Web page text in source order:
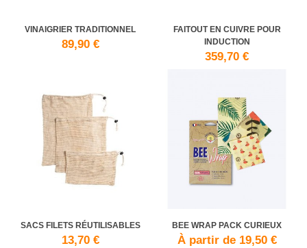
VINAIGRIER TRADITIONNEL
89,90 €
FAITOUT EN CUIVRE POUR
INDUCTION
359,70 €
SACS FILETS RÉUTILISABLES
13,70 €
BEE WRAP PACK CURIEUX
À partir de 19,50 €